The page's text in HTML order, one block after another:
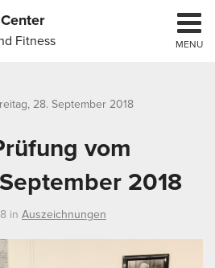
Fitness MENU
28. September 2018
vom
2018
in Auszeichnungen